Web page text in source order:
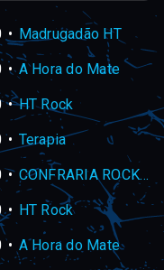
Madrugadão HT
A Hora do Mate
HT Rock
Terapia
CONFRARIA ROCK - REPRISE
HT Rock
A Hora do Mate